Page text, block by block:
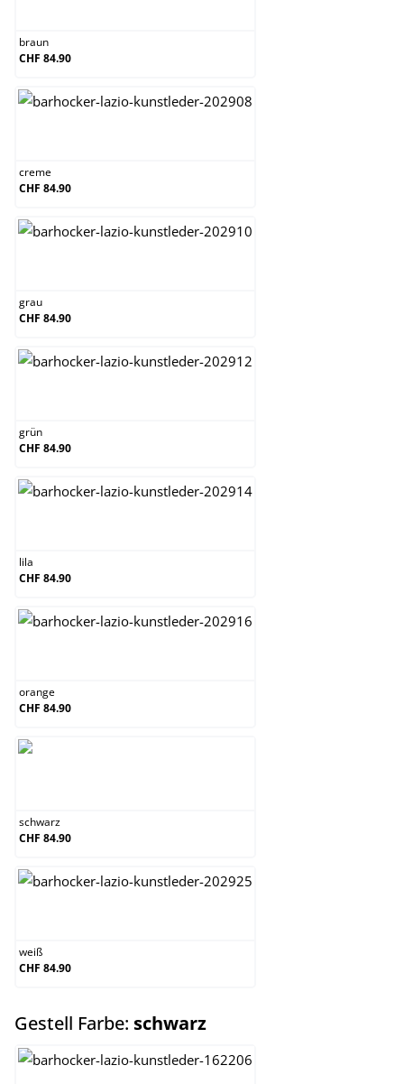
braun
CHF 84.90
creme
CHF 84.90
grau
CHF 84.90
grün
CHF 84.90
lila
CHF 84.90
orange
CHF 84.90
schwarz
CHF 84.90
weiß
CHF 84.90
Gestell Farbe: schwarzauswählen